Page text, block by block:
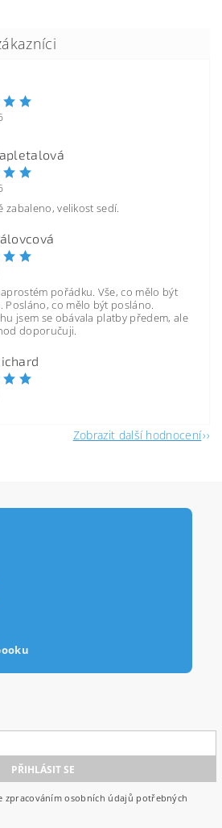
zabaleno, velikost sedí.
pořádku. Vše, co mělo být
Posláno, co mělo být posláno.
jsem se obávala platby předem, ale
doporučuji.
Zobrazit další hodnocení
zpracováním osobních údajů potřebných